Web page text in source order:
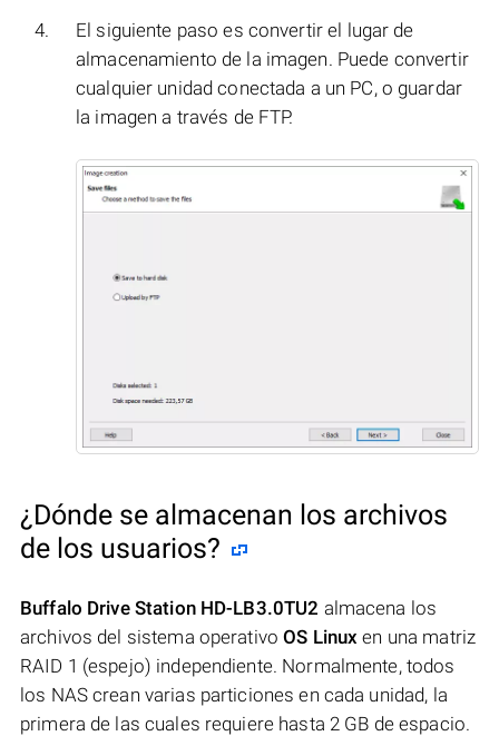
El siguiente paso es convertir el lugar de
almacenamiento de la imagen. Puede convertir
cualquier unidad conectada a un PC, o guardar
la imagen a través de FTP.
¿Dónde se almacenan los archivos
de los usuarios?
Buffalo Drive Station HD-LB3.0TU2 almacena los
archivos del sistema operativoOS Linux en una matriz
RAID 1 (espejo) independiente. Normalmente, todos
los NAS crean varias particiones en cada unidad, la
primera de las cuales requiere hasta 2 GB de espacio.